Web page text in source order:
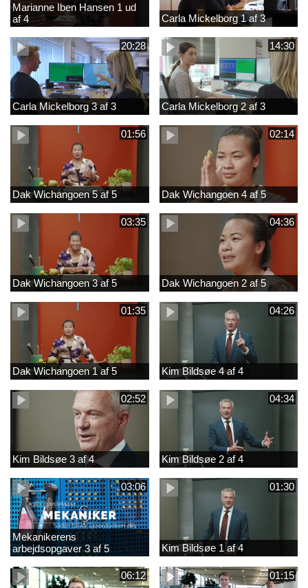
Marianne Iben Hansen 1 ud
af 4
Carla Mickelborg 1 af 3
20:28
Carla Mickelborg 3 af 3
14:30
Carla Mickelborg 2 af 3
01:56
Dak Wichangoen 5 af 5
02:14
Dak Wichangoen 4 af 5
03:35
Dak Wichangoen 3 af 5
04:36
Dak Wichangoen 2 af 5
01:35
Dak Wichangoen 1 af 5
04:26
Kim Bildsøe 4 af 4
02:52
Kim Bildsøe 3 af 4
04:34
Kim Bildsøe 2 af 4
03:06
Mekanikerens
arbejdsopgaver 3 af 5
(lærepladssøgning)
01:30
Kim Bildsøe 1 af 4
06:12 01:15